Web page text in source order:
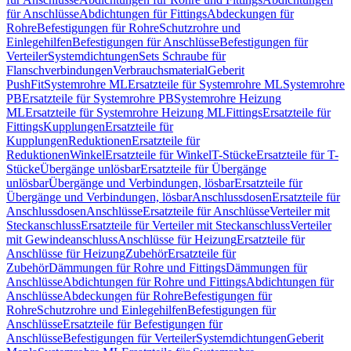
für AnschlüsseAbdichtungen für FittingsAbdeckungen für
RohreBefestigungen für RohreSchutzrohre und
EinlegehilfenBefestigungen für AnschlüsseBefestigungen für
VerteilerSystemdichtungenSets Schraube für
FlanschverbindungenVerbrauchsmaterialGeberit
PushFitSystemrohre MLErsatzteile für Systemrohre MLSystemrohre
PBErsatzteile für Systemrohre PBSystemrohre Heizung
MLErsatzteile für Systemrohre Heizung MLFittingsErsatzteile für
FittingsKupplungenErsatzteile für
KupplungenReduktionenErsatzteile für
ReduktionenWinkelErsatzteile für WinkelT-StückeErsatzteile für T-
StückeÜbergänge unlösbarErsatzteile für Übergänge
unlösbarÜbergänge und Verbindungen, lösbarErsatzteile für
Übergänge und Verbindungen, lösbarAnschlussdosenErsatzteile für
AnschlussdosenAnschlüsseErsatzteile für AnschlüsseVerteiler mit
SteckanschlussErsatzteile für Verteiler mit SteckanschlussVerteiler
mit GewindeanschlussAnschlüsse für HeizungErsatzteile für
Anschlüsse für HeizungZubehörErsatzteile für
ZubehörDämmungen für Rohre und FittingsDämmungen für
AnschlüsseAbdichtungen für Rohre und FittingsAbdichtungen für
AnschlüsseAbdeckungen für RohreBefestigungen für
RohreSchutzrohre und EinlegehilfenBefestigungen für
AnschlüsseErsatzteile für Befestigungen für
AnschlüsseBefestigungen für VerteilerSystemdichtungenGeberit